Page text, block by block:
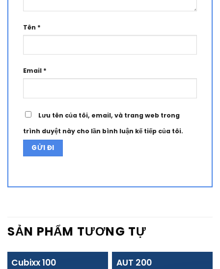
Tên *
Email *
Lưu tên của tôi, email, và trang web trong
trình duyệt này cho lần bình luận kế tiếp của tôi.
SẢN PHẨM TƯƠNG TỰ
Cubixx 100 AUT 200